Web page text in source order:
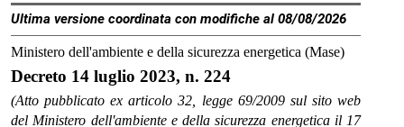
Ultima versione coordinata con modifiche al 08/08/2026
Ministero dell'ambiente e della sicurezza energetica (Mase)
Decreto 14 luglio 2023, n. 224
(Atto pubblicato ex articolo 32, legge 69/2009 sul sito web
del Ministero dell'ambiente e della sicurezza energetica il 17